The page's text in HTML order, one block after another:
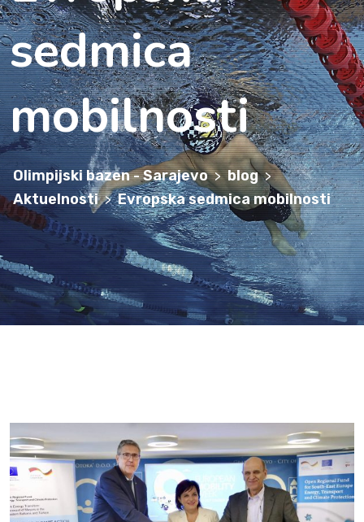
sedmica
mobilnosti
Olimpijski bazen - Sarajevo > blog >
Aktuelnosti > Evropska sedmica mobilnosti